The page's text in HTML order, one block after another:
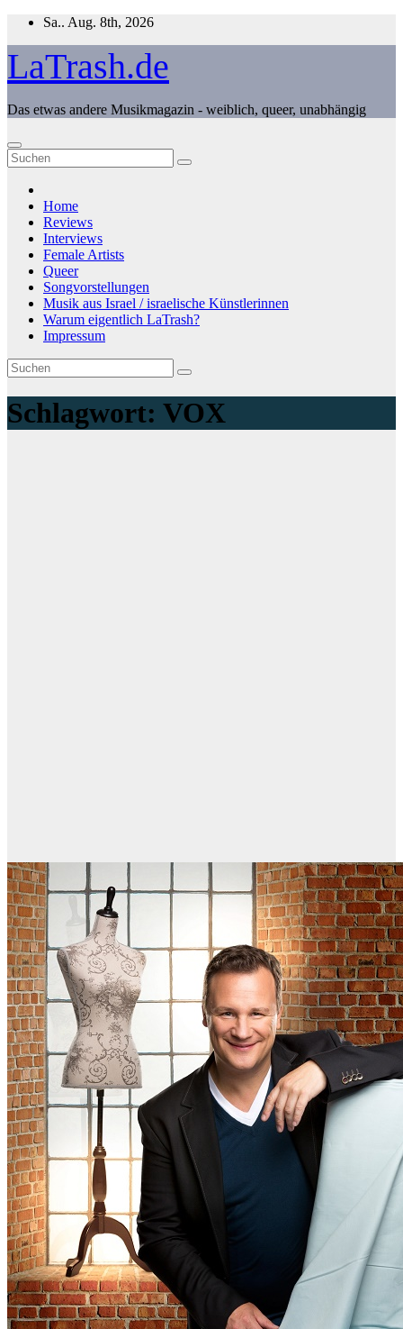
Zum
springen
Sa.. Aug. 8th, 2026
LaTrash.de
Das etwas andere Musikmagazin - weiblich, queer, unabhängig
Home
Reviews
Interviews
Female Artists
Queer
Songvorstellungen
Musik aus Israel / israelische Künstlerinnen
Warum eigentlich LaTrash?
Impressum
Schlagwort: VOX